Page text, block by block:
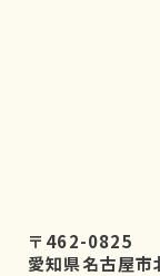
〒462-0825
愛知県名古屋